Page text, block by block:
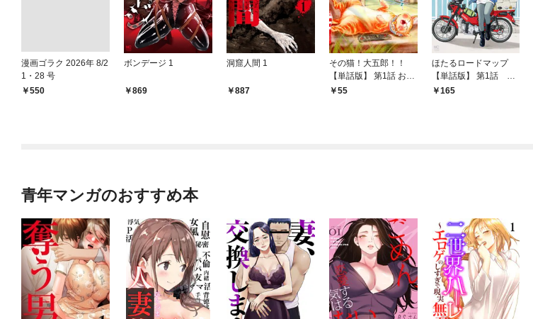
漫画ゴラク 2026年 8/2
1・28 号
￥550
ボンデージ 1
869
洞窟人間 1
887
その猫！大五郎！！
【単話版】 第1話 おば
あちゃんと猫
55
ほたるロードマップ
【単話版】 第1話 VO
L①165
青年マンガのおすすめ本